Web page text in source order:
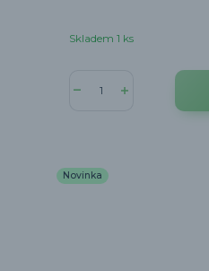
Skladem 1 ks
Novinka